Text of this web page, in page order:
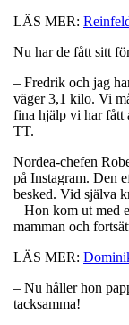
LÄS MER:
Nu har de fått sitt
– Fredrik och jag
väger 3,1 kilo. Vi
fina hjälp vi har fått
TT.
Nordea-chefen
på Instagram. Den
besked. Vid själva
– Hon kom ut med
mamman och
LÄS MER:
– Nu håller hon
tacksamma!